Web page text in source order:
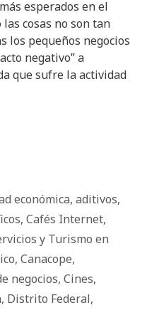
esperados en el
cosas no son tan
los pequeños negocios
negativo” a
que sufre la actividad
económica, aditivos,
, Cafés Internet,
y Turismo en
, Canacope,
negocios, Cines,
, Distrito Federal,